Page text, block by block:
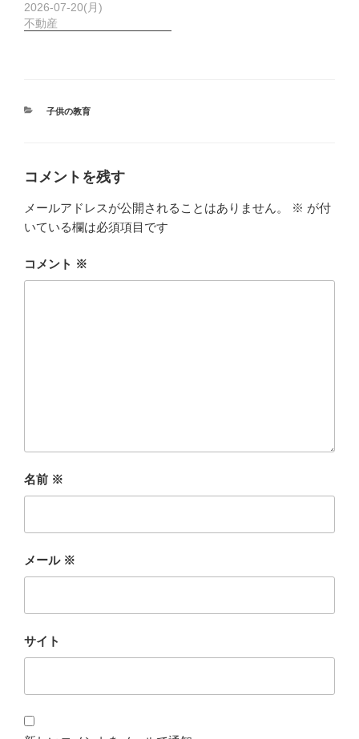
2026-07-20(月)
不動産
カ
子供の教育
コメントを残す
メールアドレスが公開されることはありません。 ※ が付
いている欄は必須項目です
コメント ※
名前 ※
メール ※
サイト